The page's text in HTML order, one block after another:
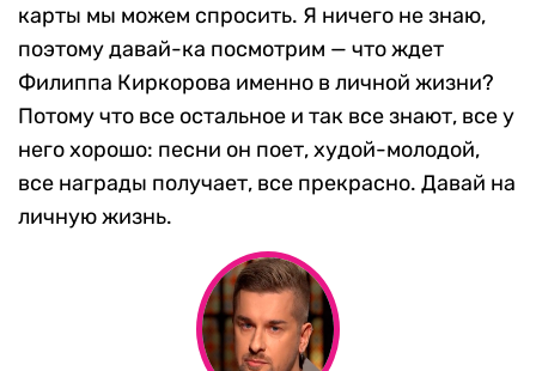
карты мы можем спросить. Я ничего не знаю,
поэтому давай-ка посмотрим — что ждет
Филиппа Киркорова именно в личной жизни?
Потому что все остальное и так все знают, все у
него хорошо: песни он поет, худой-молодой,
все награды получает, все прекрасно. Давай на
личную жизнь.